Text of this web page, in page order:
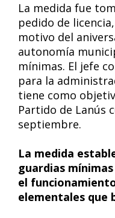
La medida fue
pedido de licencia,
motivo del
autonomía
mínimas. El jefe
para la
tiene como
Partido de Lanús
septiembre.
La medida
guardias
el
elementales que